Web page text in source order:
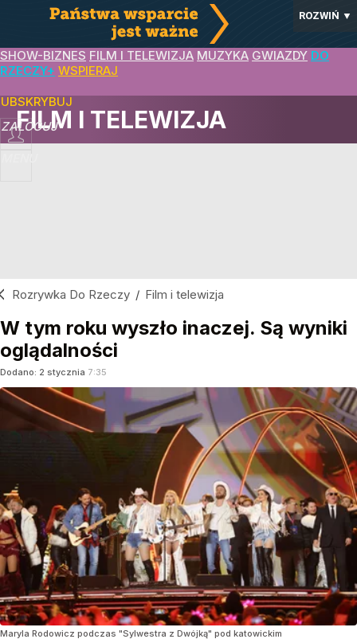
ROZWIŃ ▼
SHOW-BIZNES FILM I TELEWIZJA MUZYKA GWIAZDY DO
RZECZY+ WSPIERAJ
ZALOGUJ
FILM I TELEWIZJA
Rozrywka Do Rzeczy / Film i telewizja
W tym roku wyszło inaczej. Są wyniki
oglądalności
Dodano: 2 stycznia 7:35
Maryla Rodowicz podczas "Sylwestra z Dwójką" pod katowickim